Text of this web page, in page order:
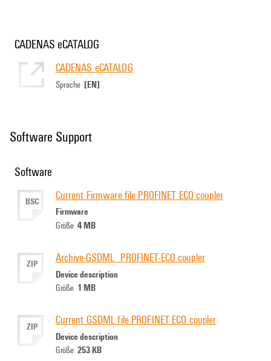
CADENAS eCATALOG
CADENAS eCATALOG
Sprache [EN]
Software Support
Software
BSC Current Firmware file PROFINET ECO coupler
Firmware
Größe 4 MB
ZIP Archive-GSDML_PROFINET-ECO coupler
Device description
Größe 1 MB
ZIP Current GSDML file PROFINET ECO coupler
Device description
Größe 253 KB